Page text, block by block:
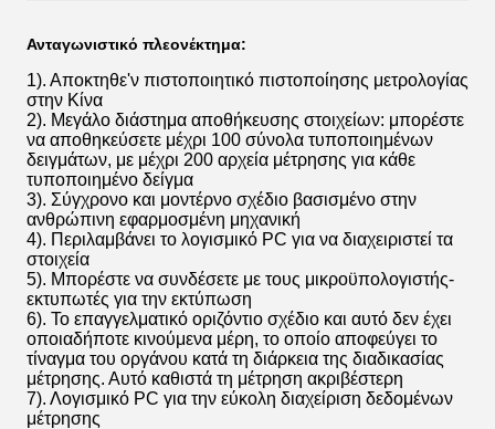
Ανταγωνιστικό πλεονέκτημα:
1). Αποκτηθε'ν πιστοποιητικό πιστοποίησης μετρολογίας
στην Κίνα
2). Μεγάλο διάστημα αποθήκευσης στοιχείων: μπορέστε
να αποθηκεύσετε μέχρι 100 σύνολα τυποποιημένων
δειγμάτων, με μέχρι 200 αρχεία μέτρησης για κάθε
τυποποιημένο δείγμα
3). Σύγχρονο και μοντέρνο σχέδιο βασισμένο στην
ανθρώπινη εφαρμοσμένη μηχανική
4). Περιλαμβάνει το λογισμικό PC για να διαχειριστεί τα
στοιχεία
5). Μπορέστε να συνδέσετε με τους μικροϋπολογιστής-
εκτυπωτές για την εκτύπωση
6). Το επαγγελματικό οριζόντιο σχέδιο και αυτό δεν έχει
οποιαδήποτε κινούμενα μέρη, το οποίο αποφεύγει το
τίναγμα του οργάνου κατά τη διάρκεια της διαδικασίας
μέτρησης. Αυτό καθιστά τη μέτρηση ακριβέστερη
7). Λογισμικό PC για την εύκολη διαχείριση δεδομένων
μέτρησης